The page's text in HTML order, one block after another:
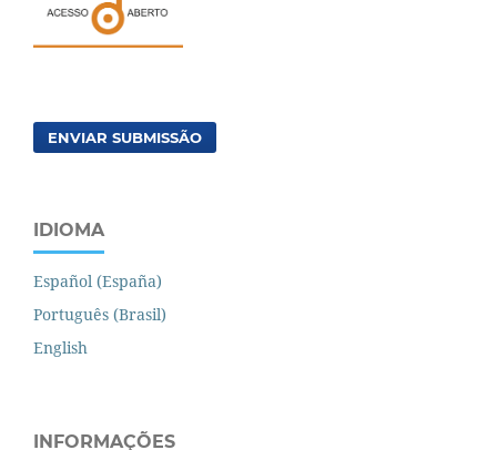
ENVIAR SUBMISSÃO
IDIOMA
Español (España)
Português (Brasil)
English
INFORMAÇÕES